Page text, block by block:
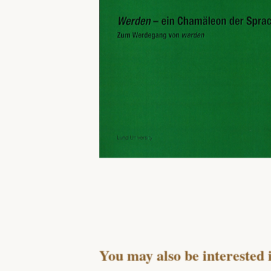
You may also be interested